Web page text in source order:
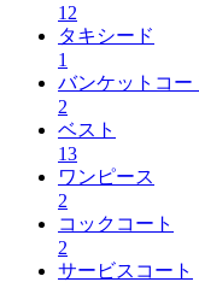
12
タキシード
1
バンケットコー
2
ベスト
13
ワンピース
2
コックコート
2
サービスコート